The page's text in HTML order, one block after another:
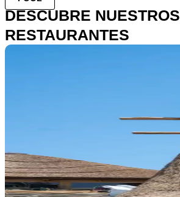
DESCUBRE NUESTROS
RESTAURANTES